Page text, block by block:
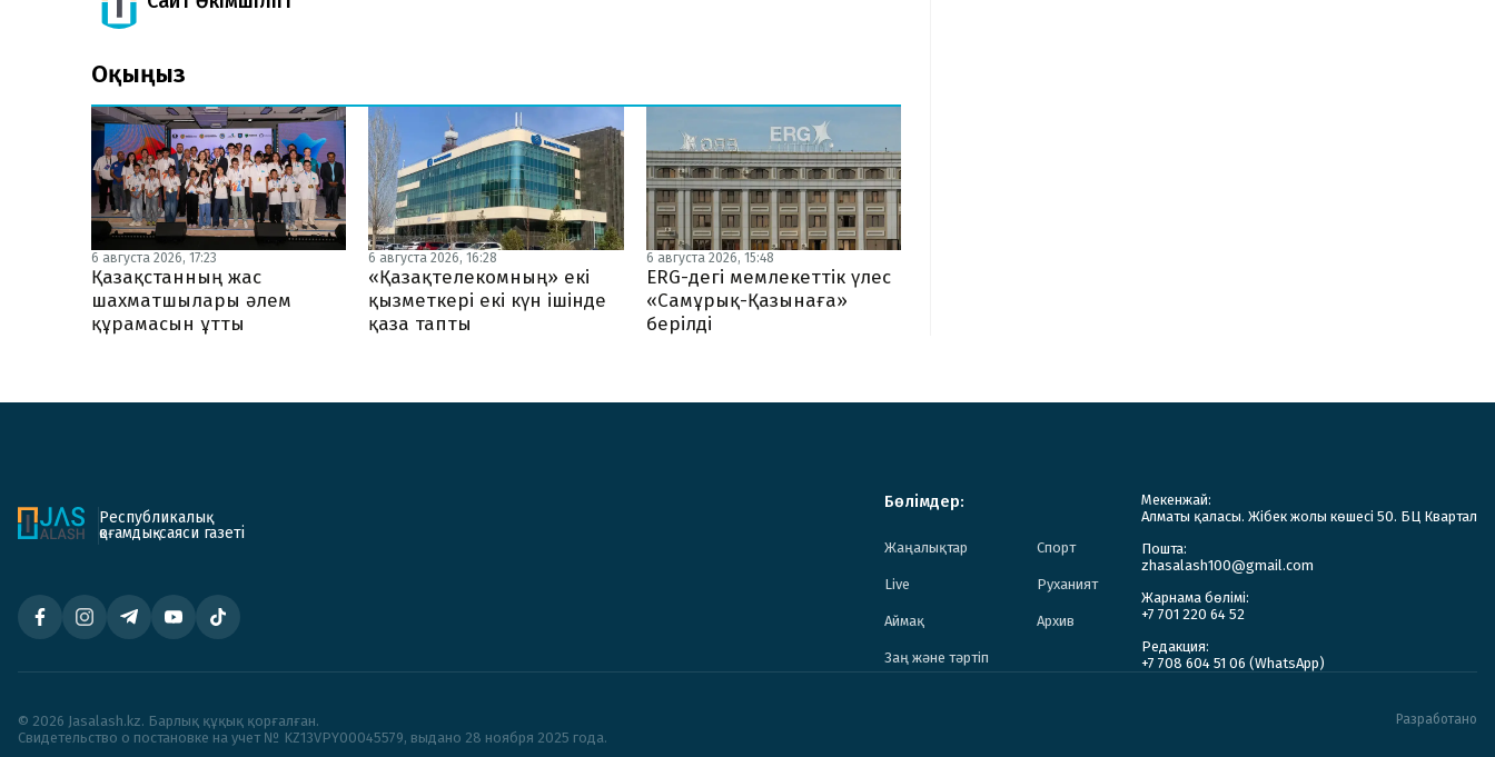
Оқыңыз
6 августа 2026, 17:23
Қазақстанның жас
шахматшылары әлем
құрамасын ұтты
6 августа 2026, 16:28
«Қазақтелекомның» екі
қызметкері екі күн ішінде
қаза тапты
6 августа 2026, 15:48
ERG-дегі мемлекеттік үлес
«Самұрық-Қазынаға»
берілді
Республикалық
қоғамдық-саяси газеті
Бөлімдер:
Жаңалықтар Спорт
Live Руханият
Аймақ Архив
Заң және тәртіп
Мекенжай:
Алматы қаласы. Жібек жолы көшесі 50. БЦ Квартал
Пошта:
zhasalash100@gmail.com
Жарнама бөлімі:
+7 701 220 64 52
Редакция:
+7 708 604 51 06 (WhatsApp)
© 2026 Jasalash.kz. Барлық құқық қорғалған.
Cвидетельство о постановке на учет № KZ13VPY00045579, выдано 28 ноября 2025 года.
Разработано